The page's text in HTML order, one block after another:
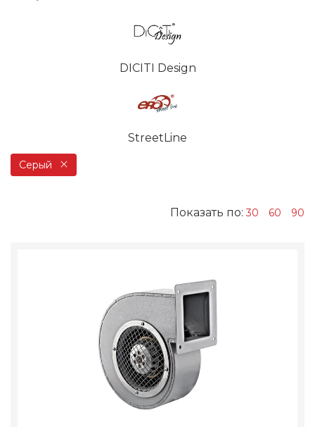
DICITI Design
StreetLine
Серый
Показать по:30 60 90